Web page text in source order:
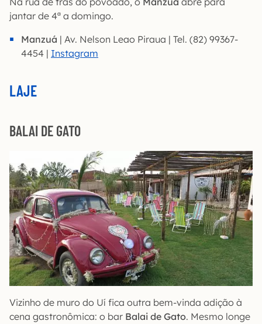
jantar de 4ª a domingo.
Manzuá | Av. Nelson Leao Piraua | Tel. (82) 99367-
4454 | Instagram
LAJE
BALAI DE GATO
Vizinho de muro do Uí fica outra bem-vinda adição à
cena gastronômica: o bar Balai de Gato. Mesmo longe